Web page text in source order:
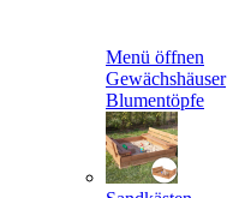
Menü öffnen
Gewächshäuser
Blumentöpfe